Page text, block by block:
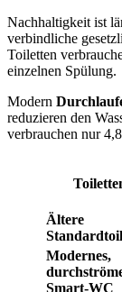
Nachhaltigkeit ist
verbindliche
Toiletten
einzelnen Spülung.
Modern
reduzieren den
verbrauchen nur
Ältere
Modernes,
Smart-WC